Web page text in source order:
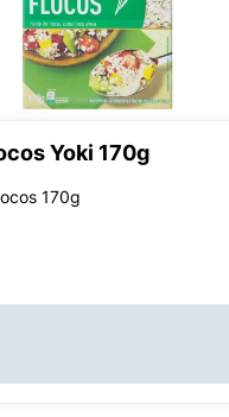
Yoki 170g
170g